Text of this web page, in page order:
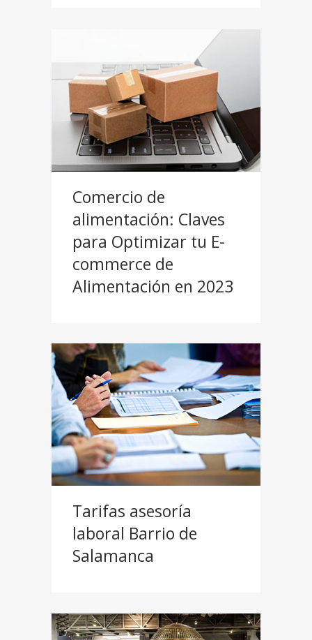
Comercio de
alimentación: Claves
para Optimizar tu E-
commerce de
Alimentación en 2023
Tarifas asesoría
laboral Barrio de
Salamanca